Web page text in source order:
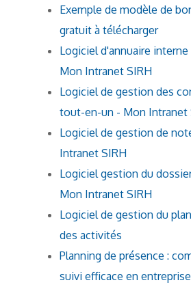
Exemple de modèle de
gratuit à télécharger
Logiciel d'annuaire
Mon Intranet SIRH
Logiciel de gestion des
tout-en-un - Mon Intranet
Logiciel de gestion de
Intranet SIRH
Logiciel gestion du
Mon Intranet SIRH
Logiciel de gestion du
des activités
Planning de présence :
suivi efficace en